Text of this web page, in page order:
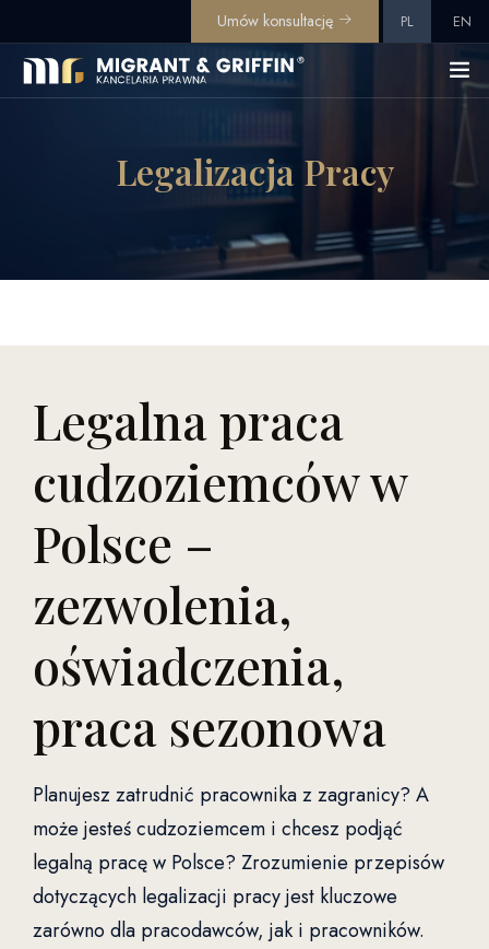
Umów konsultację PL EN
Legalizacja Pracy
Legalna praca
cudzoziemców w
Polsce –
zezwolenia,
oświadczenia,
praca sezonowa
Planujesz zatrudnić pracownika z zagranicy? A
może jesteś cudzoziemcem i chcesz podjąć
legalną pracę w Polsce? Zrozumienie przepisów
dotyczących legalizacji pracy jest kluczowe
zarówno dla pracodawców, jak i pracowników.